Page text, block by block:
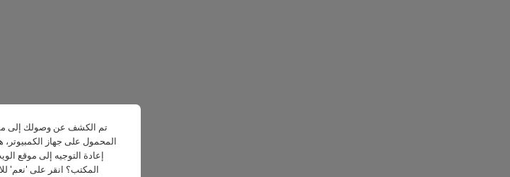
تم الكشف عن وصولك إلى
المحمول على جهاز
إعادة التوجيه إلى موقع
المكتب؟ انقر على 'نعم'